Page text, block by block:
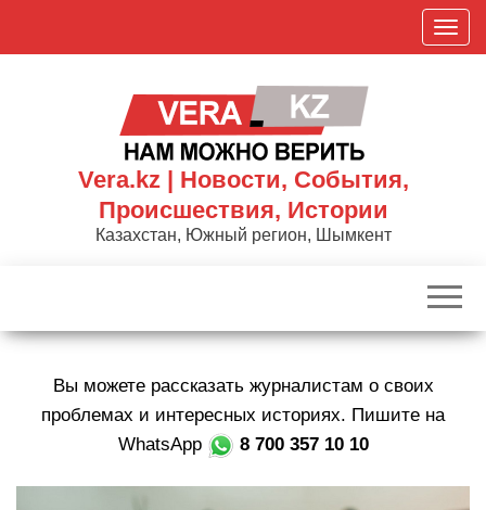
П
о
к
р
Vera.kz | Новости, События,
Происшествия, Истории
Казахстан, Южный регион, Шымкент
Вы можете рассказать журналистам о своих
проблемах и интересных историях. Пишите на
WhatsApp
8 700 357 10 10